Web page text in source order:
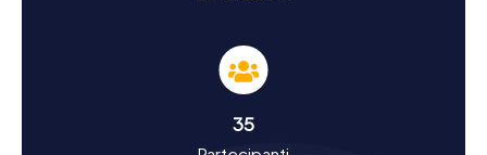
Le nostre cacce al tesoro a Einsiedeln non solo ti faranno
conoscere la storia della città, ma ti immergeranno anche
movimentata che risale all'anno 835, quando San Meinrado
35